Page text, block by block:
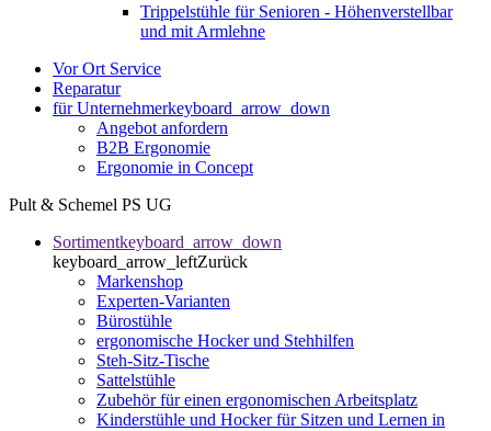
Trippelstühle für Senioren - Höhenverstellbar
und mit Armlehne
Vor Ort Service
Reparatur
für Unternehmerkeyboard_arrow_down
Angebot anfordern
B2B Ergonomie
Ergonomie in Concept
Pult & Schemel PS UG
Sortimentkeyboard_arrow_down
keyboard_arrow_leftZurück
Markenshop
Experten-Varianten
Bürostühle
ergonomische Hocker und Stehhilfen
Steh-Sitz-Tische
Sattelstühle
Zubehör für einen ergonomischen Arbeitsplatz
Kinderstühle und Hocker für Sitzen und Lernen in